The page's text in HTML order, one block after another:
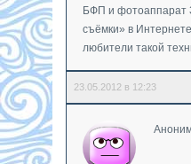
БФП и фотоаппарат
съёмки» в
любители такой
23.05.2012 в 12:23